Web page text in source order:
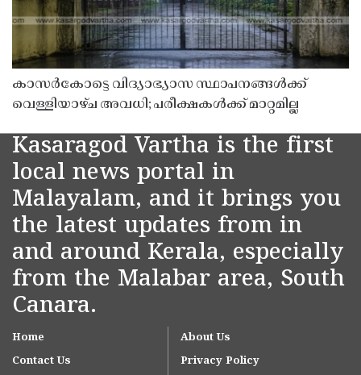
കാസർകോട്ടെ വിദ്യാഭ്യാസ സ്ഥാപനങ്ങൾക്ക്
വെള്ളിയാഴ്ച അവധി; പരീക്ഷകൾക്ക് മാറ്റമില്ല
Kasaragod Vartha is the first
local news portal in
Malayalam, and it brings you
the latest updates from in
and around Kerala, especially
from the Malabar area, South
Canara.
Home
About Us
Contact Us
Privacy Policy